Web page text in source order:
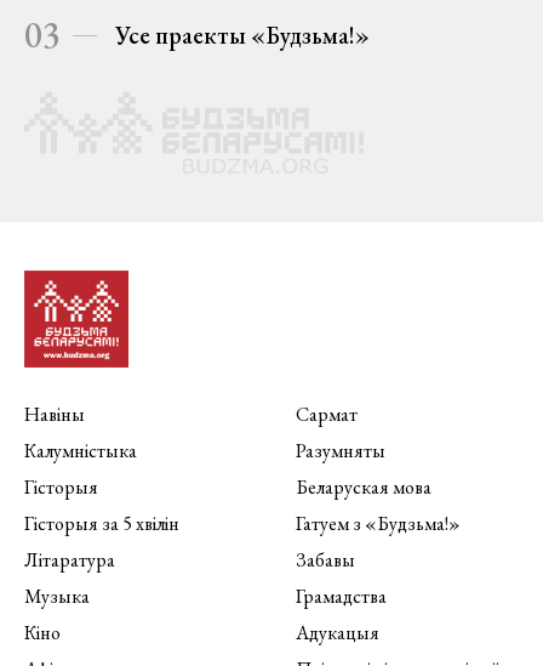
03 Усе праекты «Будзьма!»
Навіны
Калумністыка
Гісторыя
Гісторыя за 5 хвілін
Літаратура
Музыка
Кіно
Сармат
Разумняты
Беларуская мова
Гатуем з «Будзьма!»
Забавы
Грамадства
Адукацыя